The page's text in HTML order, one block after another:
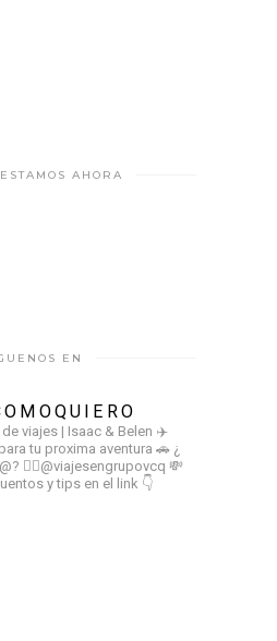
AHORA
EN
viajes | Isaac & Belen ✈️
tu proxima aventura 🚗 ¿
👉🏻@viajesengrupovcq 💸
y tips en el link 👇